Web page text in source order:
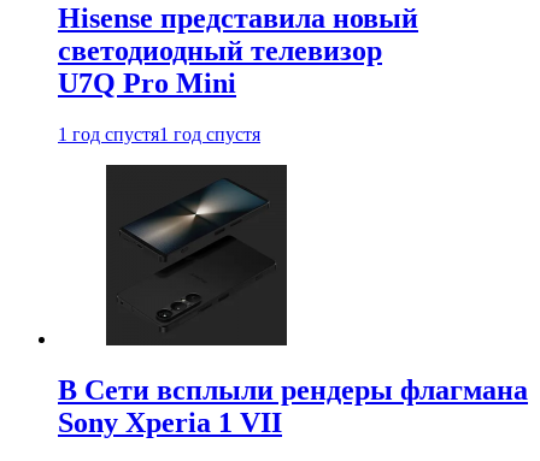
Hisense представила новый
светодиодный телевизор
U7Q Pro Mini
1 год спустя1 год спустя
В Сети всплыли рендеры флагмана
Sony Xperia 1 VII